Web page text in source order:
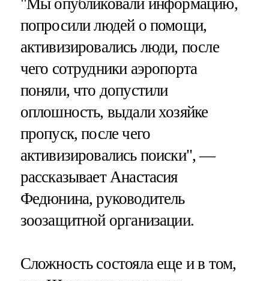
"Мы опубликовали информацию,
попросили людей о помощи,
активизировались люди, после
чего сотрудники аэропорта
поняли, что допустили
оплошность, выдали хозяйке
пропуск, после чего
активизировались поиски", —
рассказывает Анастасия
Федюнина, руководитель
зоозащитной организации.
Сложность состояла еще и в том,